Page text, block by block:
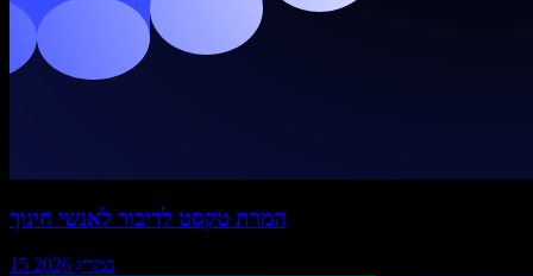
המרת טקסט לדיבור לאנשי חינוך
15 במרץ 2026